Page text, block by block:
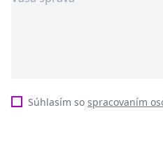
Súhlasím so spracovaním